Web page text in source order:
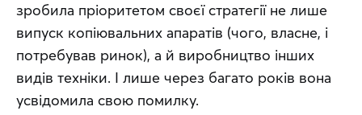
зробила пріоритетом своєї стратегії не лише
випуск копіювальних апаратів (чого, власне, і
потребував ринок), а й виробництво інших
видів техніки. І лише через багато років вона
усвідомила свою помилку.